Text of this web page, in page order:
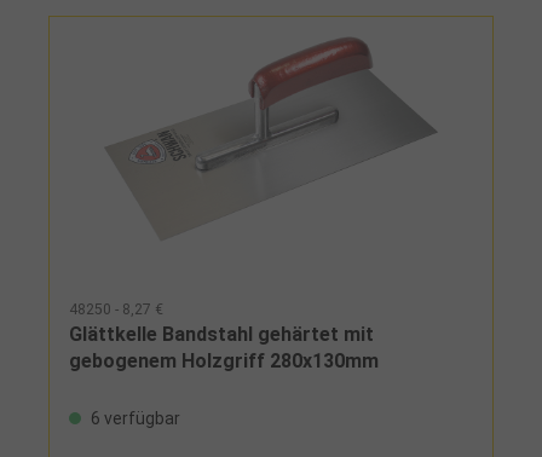
48250 - 8,27 €
Glättkelle Bandstahl gehärtet mit
gebogenem Holzgriff 280x130mm
6 verfügbar